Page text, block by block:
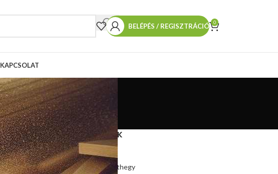
BELÉPÉS / REGISZTRÁCIÓ 0
KAPCSOLAT
TERMÉKEINK
Hasítókúp
Hasítókúp póthegy